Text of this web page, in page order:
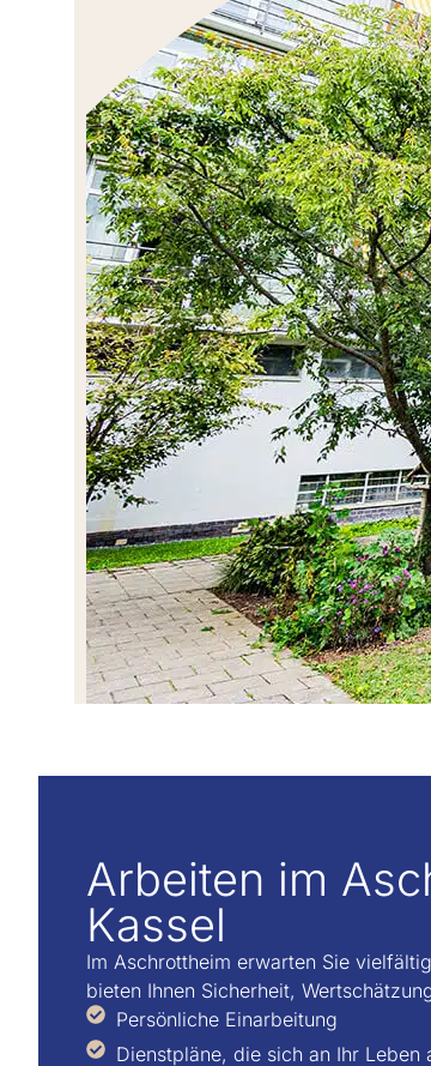
Arbeiten im
Kassel
Im Aschrottheim erwarten Sie
bieten Ihnen Sicherheit,
Persönliche Einarbeitung
Dienstpläne, die sich an Ihr Leben